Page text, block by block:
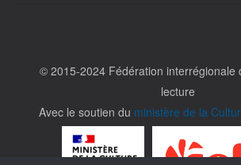
© 2015-2024 Fédération interrégionale
lecture
Avec le soutien du ministère de la